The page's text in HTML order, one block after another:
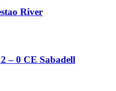
River
– 0 CE Sabadell